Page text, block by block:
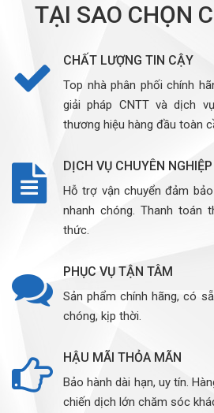
TẠI SAO CHỌN
CHẤT LƯỢNG TIN CẬY
Top nhà phân phối chính
giải pháp CNTT và dịch
thương hiệu hàng đầu toàn
DỊCH VỤ CHUYÊN NGHIỆP
Hỗ trợ vận chuyển đảm
nhanh chóng. Thanh toán
thức.
PHỤC VỤ TẬN TÂM
Sản phẩm chính hãng, có
chóng, kịp thời.
HẬU MÃI THỎA MÃN
Bảo hành dài hạn, uy tín.
chiến dịch lớn chăm sóc